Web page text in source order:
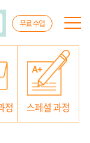
무료 수업
정 스페셜 과정